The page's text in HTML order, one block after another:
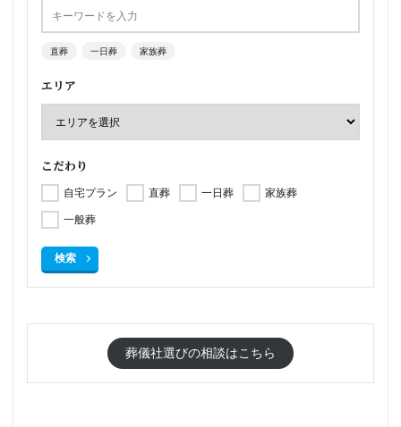
直葬 一日葬 家族葬
エリア
こだわり
自宅プラン 直葬 一日葬
家族葬
一般葬
検索
葬儀社選びの相談はこちら